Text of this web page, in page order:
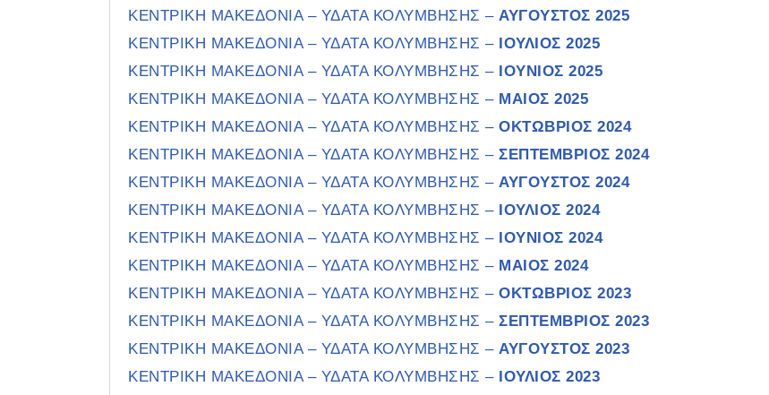
ΚΕΝΤΡΙΚΗ ΜΑΚΕΔΟΝΙΑ – ΥΔΑΤΑ ΚΟΛΥΜΒΗΣΗΣ – ΑΥΓΟΥΣΤΟΣ 2025
ΚΕΝΤΡΙΚΗ ΜΑΚΕΔΟΝΙΑ – ΥΔΑΤΑ ΚΟΛΥΜΒΗΣΗΣ – ΙΟΥΛΙΟΣ 2025
ΚΕΝΤΡΙΚΗ ΜΑΚΕΔΟΝΙΑ – ΥΔΑΤΑ ΚΟΛΥΜΒΗΣΗΣ – ΙΟΥΝΙΟΣ 2025
ΚΕΝΤΡΙΚΗ ΜΑΚΕΔΟΝΙΑ – ΥΔΑΤΑ ΚΟΛΥΜΒΗΣΗΣ – ΜΑΙΟΣ 2025
ΚΕΝΤΡΙΚΗ ΜΑΚΕΔΟΝΙΑ – ΥΔΑΤΑ ΚΟΛΥΜΒΗΣΗΣ – ΟΚΤΩΒΡΙΟΣ 2024
ΚΕΝΤΡΙΚΗ ΜΑΚΕΔΟΝΙΑ – ΥΔΑΤΑ ΚΟΛΥΜΒΗΣΗΣ – ΣΕΠΤΕΜΒΡΙΟΣ 2024
ΚΕΝΤΡΙΚΗ ΜΑΚΕΔΟΝΙΑ – ΥΔΑΤΑ ΚΟΛΥΜΒΗΣΗΣ – ΑΥΓΟΥΣΤΟΣ 2024
ΚΕΝΤΡΙΚΗ ΜΑΚΕΔΟΝΙΑ – ΥΔΑΤΑ ΚΟΛΥΜΒΗΣΗΣ – ΙΟΥΛΙΟΣ 2024
ΚΕΝΤΡΙΚΗ ΜΑΚΕΔΟΝΙΑ – ΥΔΑΤΑ ΚΟΛΥΜΒΗΣΗΣ – ΙΟΥΝΙΟΣ 2024
ΚΕΝΤΡΙΚΗ ΜΑΚΕΔΟΝΙΑ – ΥΔΑΤΑ ΚΟΛΥΜΒΗΣΗΣ – ΜΑΙΟΣ 2024
ΚΕΝΤΡΙΚΗ ΜΑΚΕΔΟΝΙΑ – ΥΔΑΤΑ ΚΟΛΥΜΒΗΣΗΣ – ΟΚΤΩΒΡΙΟΣ 2023
ΚΕΝΤΡΙΚΗ ΜΑΚΕΔΟΝΙΑ – ΥΔΑΤΑ ΚΟΛΥΜΒΗΣΗΣ – ΣΕΠΤΕΜΒΡΙΟΣ 2023
ΚΕΝΤΡΙΚΗ ΜΑΚΕΔΟΝΙΑ – ΥΔΑΤΑ ΚΟΛΥΜΒΗΣΗΣ – ΑΥΓΟΥΣΤΟΣ 2023
ΚΕΝΤΡΙΚΗ ΜΑΚΕΔΟΝΙΑ – ΥΔΑΤΑ ΚΟΛΥΜΒΗΣΗΣ – ΙΟΥΛΙΟΣ 2023